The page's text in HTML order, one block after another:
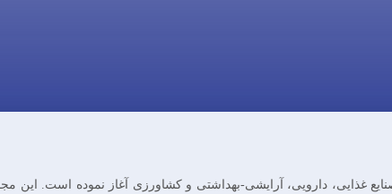
را در زمینه واردات مواد اولیه صنایع غذایی، دارویی، آرایشی‌-بهداشتی و کشاورزی